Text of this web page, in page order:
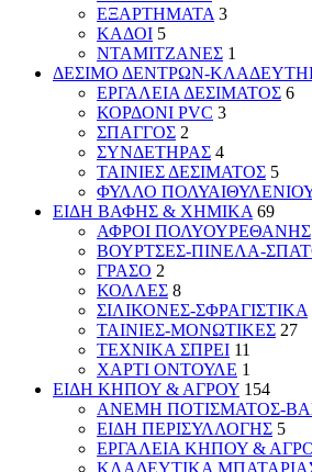
ΕΞΑΡΤΗΜΑΤΑ 3
ΚΑΔΟΙ 5
ΝΤΑΜΙΤΖΑΝΕΣ 1
ΔΕΣΙΜΟ ΔΕΝΤΡΩΝ-
ΕΡΓΑΛΕΙΑ ΔΕΣΙΜΑΤΟΣ 6
ΚΟΡΔΟΝΙ PVC 3
ΣΠΑΓΓΟΣ 2
ΣΥΝΔΕΤΗΡΑΣ 4
ΤΑΙΝΙΕΣ ΔΕΣΙΜΑΤΟΣ 5
ΦΥΛΛΟ
ΕΙΔΗ ΒΑΦΗΣ & ΧΗΜΙΚΑ 69
ΑΦΡΟΙ ΠΟΛΥΟΥΡΕΘΑΝΗΣ
ΒΟΥΡΤΣΕΣ-ΠΙΝΕΛΑ-
ΓΡΑΣΟ 2
ΚΟΛΛΕΣ 8
ΣΙΛΙΚΟΝΕΣ-ΣΦΡΑΓΙΣΤΙΚΑ
ΤΑΙΝΙΕΣ-ΜΟΝΩΤΙΚΕΣ 27
ΤΕΧΝΙΚΑ ΣΠΡΕΙ 11
ΧΑΡΤΙ ΟΝΤΟΥΛΕ 1
ΕΙΔΗ ΚΗΠΟΥ & ΑΓΡΟΥ 154
ΑΝΕΜΗ ΠΟΤΙΣΜΑΤΟΣ-
ΕΙΔΗ ΠΕΡΙΣΥΛΛΟΓΗΣ 5
ΕΡΓΑΛΕΙΑ ΚΗΠΟΥ &
ΚΛΑΔΕΥΤΙΚΑ